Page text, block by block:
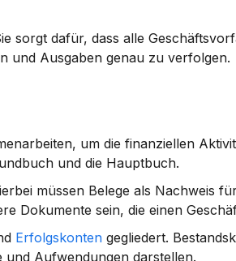
sorgt dafür, dass alle
und Ausgaben genau zu verfolgen.
um die finanziellen
und die Hauptbuch.
müssen Belege als Nachweis
Dokumente sein, die einen
Erfolgskonten gegliedert.
Aufwendungen darstellen.